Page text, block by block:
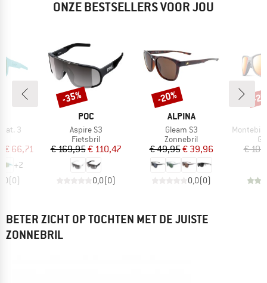
ONZE BESTSELLERS VOOR JOU
3
prijs
€ 66,71
+2
(0)
MERK
POC
Artikel
Aspire S3
Productgroep
Fietsbril
Prijs
€ 169,95Verlaagde prijs
€ 110,47
0,0(0)
Korting
-35%
MERK
ALPINA
Artikel
Gleam S3
Productgroep
Zonnebril
Prijs
€ 49,95Verlaagde prijs
€ 39,96
0,0(0)
Korting
-20%
Artikel
€
-
BETER ZICHT OP TOCHTEN MET DE JUISTE
ZONNEBRIL